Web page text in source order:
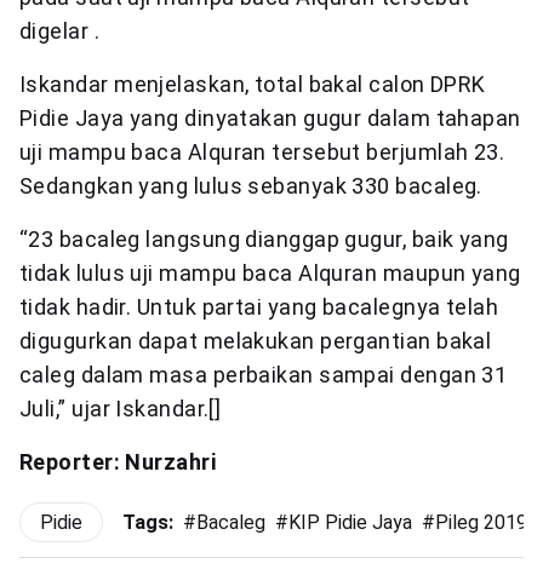
digelar .
Iskandar menjelaskan, total bakal calon DPRK
Pidie Jaya yang dinyatakan gugur dalam tahapan
uji mampu baca Alquran tersebut berjumlah 23.
Sedangkan yang lulus sebanyak 330 bacaleg.
“23 bacaleg langsung dianggap gugur, baik yang
tidak lulus uji mampu baca Alquran maupun yang
tidak hadir. Untuk partai yang bacalegnya telah
digugurkan dapat melakukan pergantian bakal
caleg dalam masa perbaikan sampai dengan 31
Juli,” ujar Iskandar.[]
Reporter: Nurzahri
Pidie Tags: #Bacaleg #KIP Pidie Jaya #Pileg 2019